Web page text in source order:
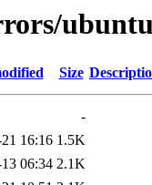
Size
-
16:16 1.5K
06:34 2.1K